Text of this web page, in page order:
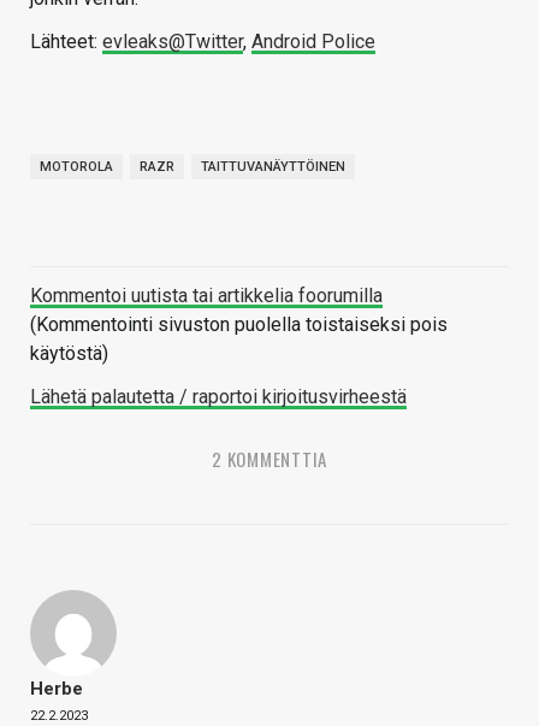
Lähteet: evleaks@Twitter, Android Police
MOTOROLA RAZR TAITTUVANÄYTTÖINEN
Kommentoi uutista tai artikkelia foorumilla
(Kommentointi sivuston puolella toistaiseksi pois
käytöstä)
Lähetä palautetta / raportoi kirjoitusvirheestä
2 KOMMENTTIA
Herbe
22.2.2023